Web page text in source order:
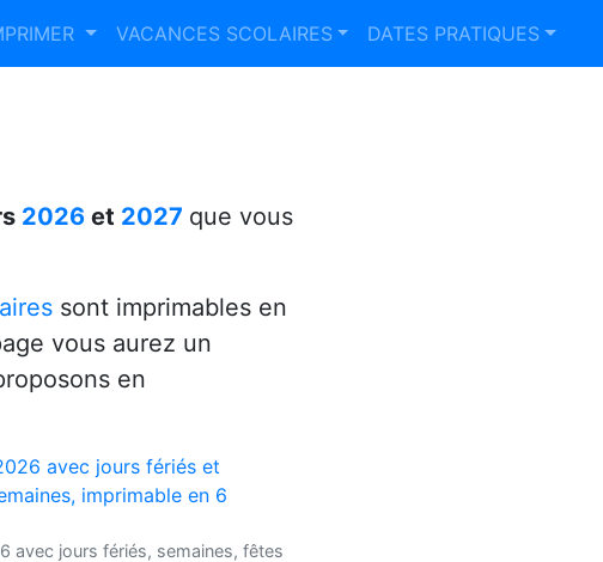
VACANCES SCOLAIRES DATES PRATIQUES
2026et 2027 que vous
sont imprimables en
vous aurez un
en
avec jours fériés, semaines, fêtes